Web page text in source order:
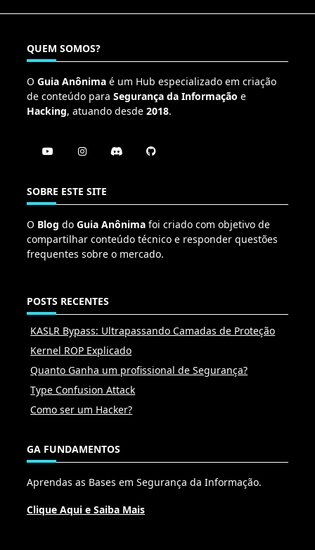
QUEM SOMOS?
O Guia Anônima é um Hub especializado em criação
de conteúdo para Segurança da Informação e
Hacking, atuando desde 2018.
SOBRE ESTE SITE
O Blog do Guia Anônima foi criado com objetivo de
compartilhar conteúdo técnico e responder questões
frequentes sobre o mercado.
POSTS RECENTES
KASLR Bypass: Ultrapassando Camadas de Proteção
Kernel ROP Explicado
Quanto Ganha um profissional de Segurança?
Type Confusion Attack
Como ser um Hacker?
GA FUNDAMENTOS
Aprendas as Bases em Segurança da Informação.
Clique Aqui e Saiba Mais